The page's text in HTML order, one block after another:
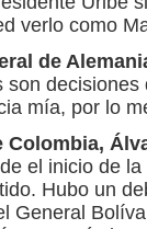
verlo como
de
son
mía, por lo
Colombia,
el inicio de
Hubo un
General